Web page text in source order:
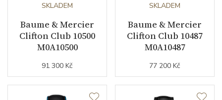
SKLADEM
Baume & Mercier
Clifton Club 10500
M0A10500
91 300 Kč
SKLADEM
Baume & Mercier
Clifton Club 10487
M0A10487
77 200 Kč